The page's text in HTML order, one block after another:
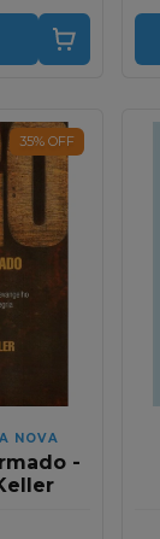
35% OFF
NOVA
-